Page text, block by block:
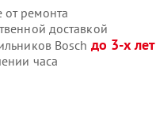
от ремонта
доставкой
Bosch до 3-х лет
часа